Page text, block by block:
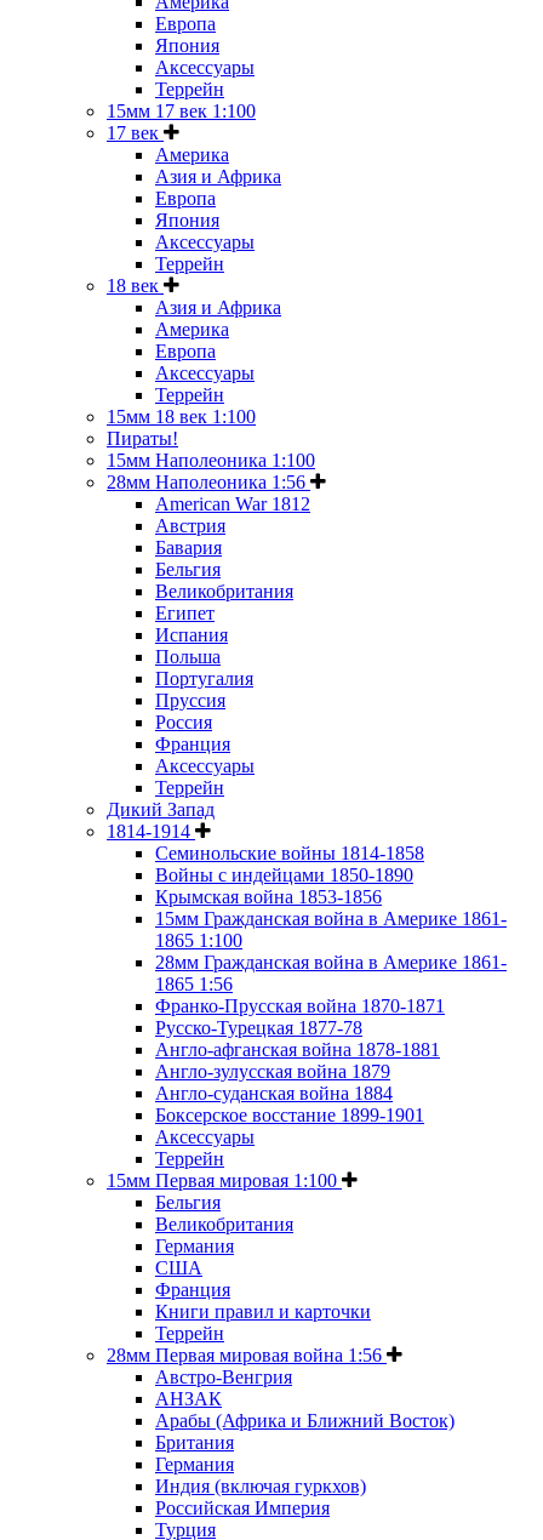
Европа
Япония
Аксессуары
Террейн
15мм 17 век 1:100
17 век
Америка
Азия и Африка
Европа
Япония
Аксессуары
Террейн
18 век
Азия и Африка
Америка
Европа
Аксессуары
Террейн
15мм 18 век 1:100
Пираты!
15мм Наполеоника 1:100
28мм Наполеоника 1:56
American War 1812
Австрия
Бавария
Бельгия
Великобритания
Египет
Испания
Польша
Португалия
Пруссия
Россия
Франция
Аксессуары
Террейн
Дикий Запад
1814-1914
Семинольские войны 1814-1858
Войны с индейцами 1850-1890
Крымская война 1853-1856
15мм Гражданская война в Америке 1861-
1865 1:100
28мм Гражданская война в Америке 1861-
1865 1:56
Франко-Прусская война 1870-1871
Русско-Турецкая 1877-78
Англо-афганская война 1878-1881
Англо-зулусская война 1879
Англо-суданская война 1884
Боксерское восстание 1899-1901
Аксессуары
Террейн
15мм Первая мировая 1:100
Бельгия
Великобритания
Германия
США
Франция
Книги правил и карточки
Террейн
28мм Первая мировая война 1:56
Австро-Венгрия
АНЗАК
Арабы (Африка и Ближний Восток)
Британия
Германия
Индия (включая гуркхов)
Российская Империя
Турция